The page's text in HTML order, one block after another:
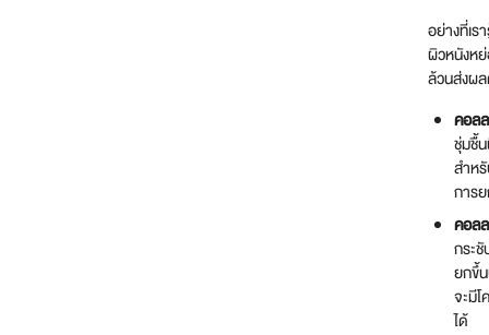
อย่างที่เ
ผิวหนังหย่
ล้วนส่งผ
คอล
ชุ่มชื้
สำห
การ
คอล
กระ
ยกขึ้
จะมี
ได้